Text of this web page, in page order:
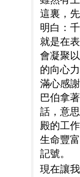
這裏，
明白：
就是在
會凝聚
的向心
滿心感
巴伯拿
話，意
殿的工
生命豐
記號。
現在讓